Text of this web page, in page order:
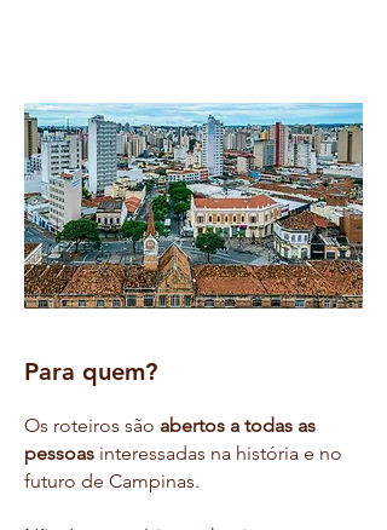
Para quem?
Os roteiros são abertos a todas as
pessoas interessadas na história e no
futuro de Campinas.